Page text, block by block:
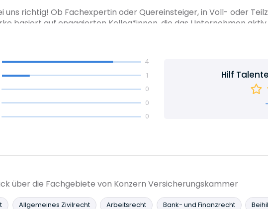
uns richtig! Ob Fachexpertin oder Quereinsteiger, in Voll- oder
basiert auf engagierten Kolleg*innen, die das Unternehmen
4
1
0
0
0
Hilf
über die Fachgebiete von Konzern Versicherungskammer
Allgemeines Zivilrecht Arbeitsrecht Bank- und Finanzrecht